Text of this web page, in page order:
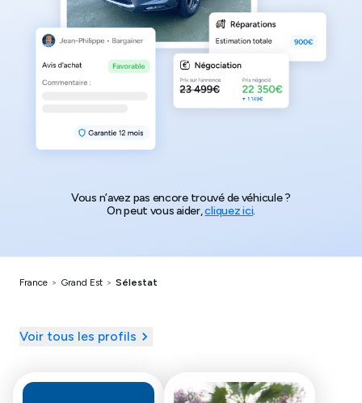
Vous n’avez pas encore trouvé de véhicule ?
On peut vous aider,cliquez ici.
France > Grand Est > Sélestat
Voir tous les profils